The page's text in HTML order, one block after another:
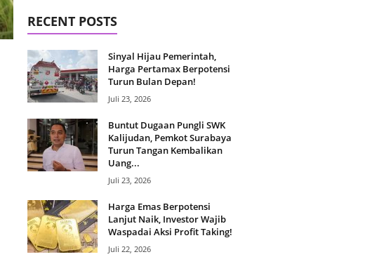
RECENT POSTS
Sinyal Hijau Pemerintah,
Harga Pertamax Berpotensi
Turun Bulan Depan!
Juli 23, 2026
Buntut Dugaan Pungli SWK
Kalijudan, Pemkot Surabaya
Turun Tangan Kembalikan
Uang...
Juli 23, 2026
Harga Emas Berpotensi
Lanjut Naik, Investor Wajib
Waspadai Aksi Profit Taking!
Juli 22, 2026